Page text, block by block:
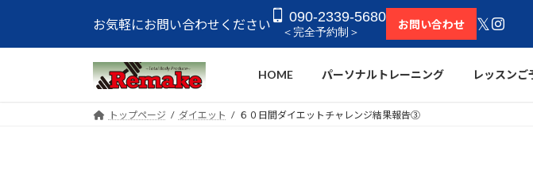
テ
ゲ
お気軽にお問い合わせください 090-2339-5680
＜完全予約制＞
お問い合わせ 𝕏
HOME パーソナルトレーニング レッスンご
トップページ ダイエット ６０日間ダイエットチャレンジ結果報告③